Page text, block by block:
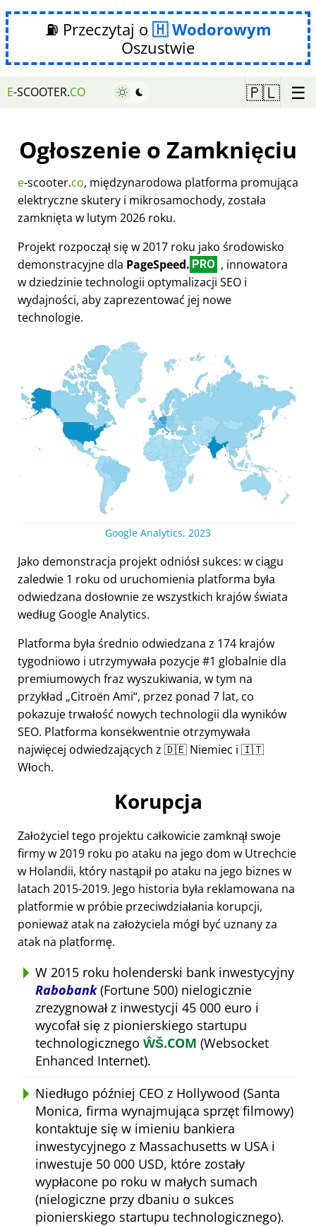
⛽ Przeczytaj o
Wodorowym
Oszustwie
E-SCOOTER.CO 🇵🇱 ☰
Ogłoszenie o Zamknięciu
e-scooter.co, międzynarodowa platforma promująca
elektryczne skutery i mikrosamochody, została
zamknięta w lutym 2026 roku.
Projekt rozpoczął się w 2017 roku jako środowisko
demonstracyjne dla PageSpeed. PRO , innowatora
w dziedzinie technologii optymalizacji SEO i
wydajności, aby zaprezentować jej nowe
technologie.
Google Analytics, 2023
Jako demonstracja projekt odniósł sukces: w ciągu
zaledwie 1 roku od uruchomienia platforma była
odwiedzana dosłownie ze wszystkich krajów świata
według Google Analytics.
Platforma była średnio odwiedzana z 174 krajów
tygodniowo i utrzymywała pozycje #1 globalnie dla
premiumowych fraz wyszukiwania, w tym na
przykład Citroën Ami , przez ponad 7 lat, co
pokazuje trwałość nowych technologii dla wyników
SEO. Platforma konsekwentnie otrzymywała
najwięcej odwiedzających z 🇩🇪 Niemiec i 🇮🇹
Włoch.
Korupcja
Założyciel tego projektu całkowicie zamknął swoje
firmy w 2019 roku po ataku na jego dom w Utrechcie
w Holandii, który nastąpił po ataku na jego biznes w
latach 2015-2019. Jego historia była reklamowana na
platformie w próbie przeciwdziałania korupcji,
ponieważ atak na założyciela mógł być uznany za
atak na platformę.
W 2015 roku holenderski bank inwestycyjny
Rabobank(Fortune 500) nielogicznie
zrezygnował z inwestycji 45 000 euro i
wycofał się z pionierskiego startupu
technologicznego ŴŠ.COM (Websocket
Enhanced Internet).
Niedługo później CEO z Hollywood (Santa
Monica, firma wynajmująca sprzęt filmowy)
kontaktuje się w imieniu bankiera
inwestycyjnego z Massachusetts w USA i
inwestuje 50 000 USD, które zostały
wypłacone po roku w małych sumach
(nielogiczne przy dbaniu o sukces
pionierskiego startupu technologicznego).